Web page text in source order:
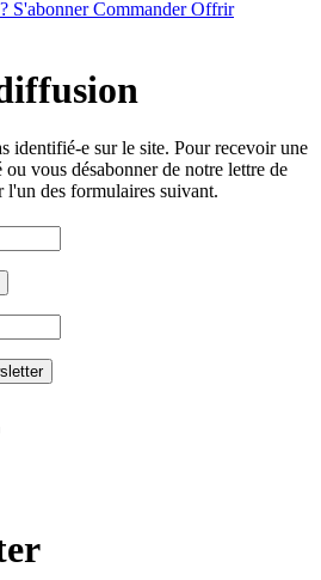
S'abonnerCommanderOffrir
identifié-e sur le site. Pour recevoir une
vous désabonner de notre lettre de
des formulaires suivant.